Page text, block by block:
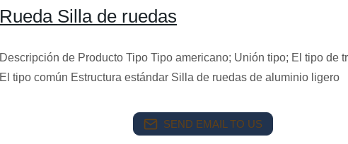
Rueda Silla de ruedas
Descripción de Producto Tipo Tipo americano; Unión tipo; El tipo de
El tipo común Estructura estándar Silla de ruedas de aluminio ligero
SEND EMAIL TO US